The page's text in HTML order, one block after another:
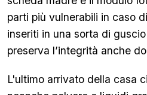
parti più vulnerabili in caso
inseriti in una sorta di
preserva l’integrità anche
L'ultimo arrivato della casa